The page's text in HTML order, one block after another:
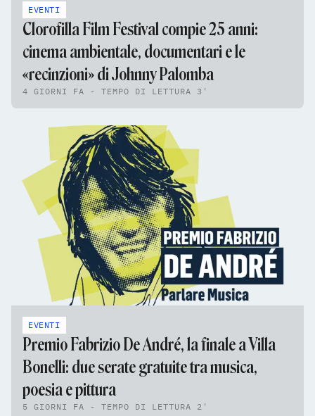
EVENTI
Clorofilla Film Festival compie 25 anni:
cinema ambientale, documentari e le
«recinzioni» di Johnny Palomba
4 GIORNI FA - TEMPO DI LETTURA 3'
EVENTI
Premio Fabrizio De André, la finale a Villa
Bonelli: due serate gratuite tra musica,
poesia e pittura
5 GIORNI FA - TEMPO DI LETTURA 2'